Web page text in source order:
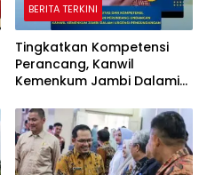
BERITA TERKINI
Tingkatkan Kompetensi
Perancang, Kanwil
Kemenkum Jambi Dalami
Peraturan Perundang-
undangan